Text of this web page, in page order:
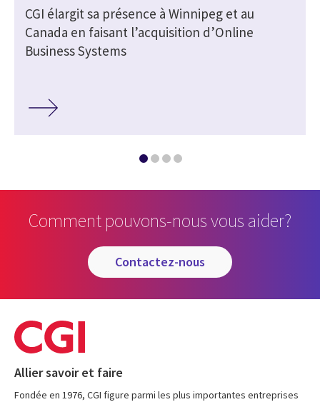
CGI élargit sa présence à Winnipeg et au
Canada en faisant l’acquisition d’Online
Business Systems
Comment pouvons-nous vous aider?
contactez-nous
Allier savoir et faire
Fondée en 1976, CGI figure parmi les plus importantes entreprises